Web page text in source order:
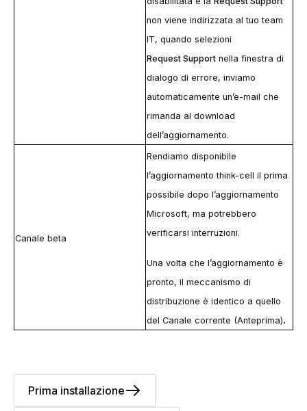
non viene indirizzata al tuo team
IT, quando selezioni
Request Support nella finestra di
dialogo di errore, inviamo
automaticamente un’e-mail che
rimanda al download
dell’aggiornamento.
Canale beta
Rendiamo disponibile
l’aggiornamentothink-cell il prima
possibile dopo l’aggiornamento
Microsoft, ma potrebbero
verificarsi interruzioni.
Una volta che l’aggiornamento è
pronto, il meccanismo di
distribuzione è identico a quello
del Canale corrente (Anteprima).
Prima installazione